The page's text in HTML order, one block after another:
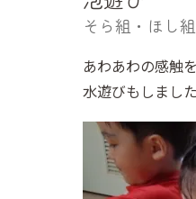
そら組・ほし組
あわあわの感触
水遊びもしまし